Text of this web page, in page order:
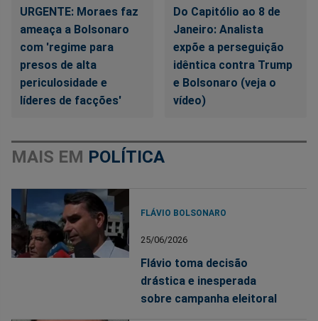
URGENTE: Moraes faz
ameaça a Bolsonaro
com 'regime para
presos de alta
periculosidade e
líderes de facções'
Do Capitólio ao 8 de
Janeiro: Analista
expõe a perseguição
idêntica contra Trump
e Bolsonaro (veja o
vídeo)
MAIS EM POLÍTICA
FLÁVIO BOLSONARO
25/06/2026
Flávio toma decisão
drástica e inesperada
sobre campanha eleitoral